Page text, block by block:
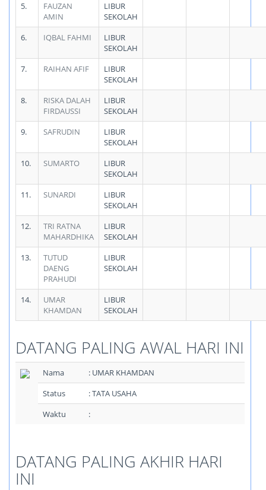
5.
FAUZAN
AMIN
LIBUR
SEKOLAH
6.
IQBAL FAHMI
LIBUR
SEKOLAH
7.
RAIHAN AFIF
LIBUR
SEKOLAH
8.
RISKA DALAH
FIRDAUSSI
LIBUR
SEKOLAH
9.
SAFRUDIN
LIBUR
SEKOLAH
10.
SUMARTO
LIBUR
SEKOLAH
11.
SUNARDI
LIBUR
SEKOLAH
12.
TRI RATNA
MAHARDHIKA
LIBUR
SEKOLAH
13.
TUTUD
DAENG
PRAHUDI
LIBUR
SEKOLAH
14.
UMAR
KHAMDAN
LIBUR
SEKOLAH
DATANG PALING AWAL HARI INI
Nama
: UMAR KHAMDAN
Status
: TATA USAHA
Waktu
:
DATANG PALING AKHIR HARI
INI